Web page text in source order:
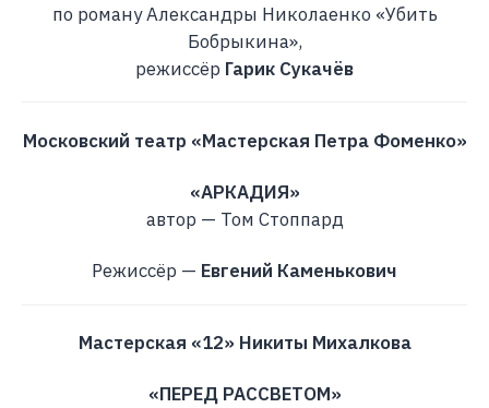
по роману Александры Николаенко «Убить
Бобрыкина»,
режиссёр Гарик Сукачёв
Московский театр «Мастерская Петра Фоменко»
«АРКАДИЯ»
автор — Том Стоппард
Режиссёр — Евгений Каменькович
Мастерская «12» Никиты Михалкова
«ПЕРЕД РАССВЕТОМ»